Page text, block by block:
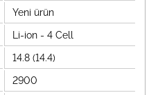
Yeni ürün
Li-ion - 4 Cell
14.8 (14.4)
2900